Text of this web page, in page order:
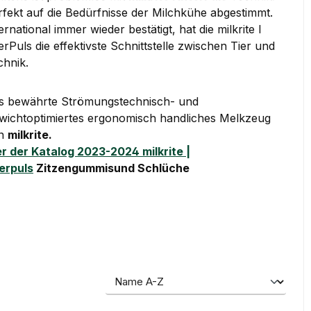
auf die Bedürfnisse der Milchkühe abgestimmt.
immer wieder bestätigt, hat die milkrite I
die effektivste Schnittstelle zwischen Tier und
bewährte Strömungstechnisch- und
ergonomisch handliches Melkzeug
milkrite.
der Katalog 2023-2024 milkrite |
Zitzengummisund Schlüche